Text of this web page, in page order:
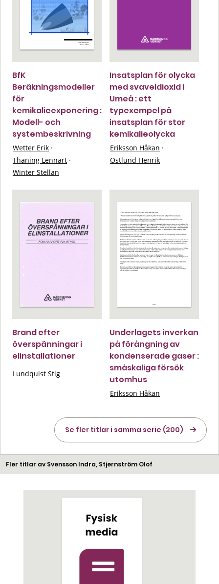
BfK
Beräkningsmodeller
för
kemikalieexponering :
Modell- och
systembeskrivning
Wetter Erik ·
Thaning Lennart ·
Winter Stellan
Insatsplan för olycka
med svaveldioxid i
Umeå : ett
typexempel på
insatsplan för stor
kemikalieolycka
Eriksson Håkan ·
Östlund Henrik
Brand efter
överspänningar i
elinstallationer
Lundquist Stig
Underlagets inverkan
på förångning av
kondenserade gaser :
småskaliga försök
utomhus
Eriksson Håkan
Se fler titlar i samma serie (200)
Fler titlar av Svensson Indra, Stjernström Olof